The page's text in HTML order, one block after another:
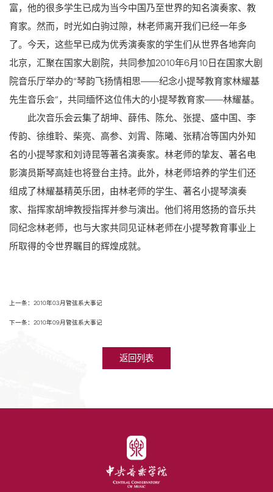
富，他的很多学生已成为当今中国乃至世界的知名演奏家、教
育家。然而，时光如白驹过隙，林老师离开我们已经一年多
了。今天，这些早已成为优秀演奏家的学生们从世界各地奔向
北京，汇聚在国家大剧院，共同参加2010年6月10日在国家大剧
院音乐厅举办的“琴韵飞扬情相思——纪念小提琴教育家林耀基
先生音乐会”，共同缅怀这位伟大的小提琴教育家——林耀基。
此次音乐会云集了胡坤、薛伟、陈允、张提、盛中国、李
传韵、徐维聆、柴亮、高参、刘霄、陈曦、张精冶等国内外知
名的小提琴家和刘诗昆等著名演奏家。林老师的挚友、著名电
影演员斯琴高娃也将登台主持。此外，林老师培养的学生们还
组成了林耀基精英乐团，由林老师的学生、著名小提琴演奏
家、指挥家胡坤教授指挥并参与演出。他们将用悠扬的音乐共
同纪念林老师，也与大家共同见证林老师在小提琴教育事业上
所取得的令世界瞩目的辉煌成就。
上一条：2010年03月管弦系大事记
下一条：2010年09月管弦系大事记
返回列表